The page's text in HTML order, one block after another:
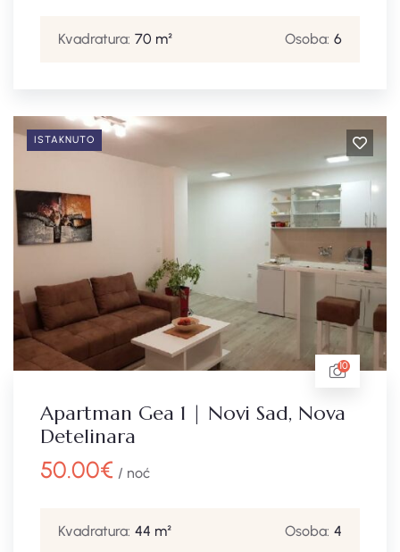
Kvadratura: 70 m² Osoba: 6
ISTAKNUTO
10
Apartman Gea 1 | Novi Sad, Nova
Detelinara
50.00€ / noć
Kvadratura: 44 m² Osoba: 4